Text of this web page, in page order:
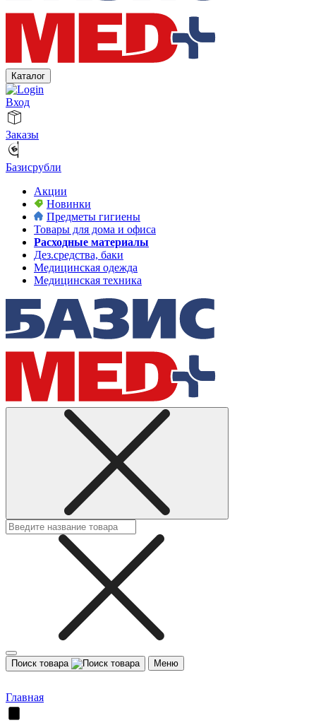
Каталог
Вход
Заказы
Базисрубли
Акции
Новинки
Предметы гигиены
Товары для дома и офиса
Расходные материалы
Дез.средства, баки
Медицинская одежда
Медицинская техника
Поиск товара Меню
Главная